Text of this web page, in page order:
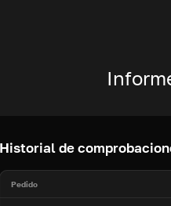
Historial de
Pedido